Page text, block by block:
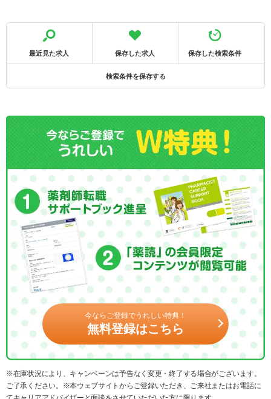
最近見た求人 保存した求人 保存した検索条件
検索条件を保存する
今ならご登録でうれしい特典！
無料登録はこちら
※在庫状況により、キャンペーンは予告なく変更・終了する場合がございます。
ご了承ください。※本ウェブサイトからご登録いただき、ご来社またはお電話に